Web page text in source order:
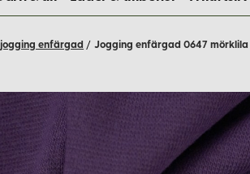
enfärgad / Jogging enfärgad 0647 mörklila